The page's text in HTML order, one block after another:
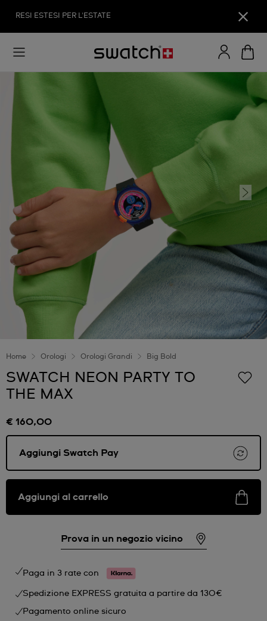
RESI ESTESI PER L'ESTATE
Home Orologi Orologi Grandi Big Bold
SWATCH NEON PARTY TO
THE MAX
€ 160,00
Aggiungi Swatch Pay
Aggiungi al carrello
Prova in un negozio vicino
Paga in 3 rate con
Spedizione EXPRESS gratuita a partire da 130€
Pagamento online sicuro